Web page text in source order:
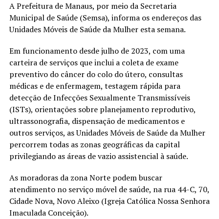
A Prefeitura de Manaus, por meio da Secretaria
Municipal de Saúde (Semsa), informa os endereços das
Unidades Móveis de Saúde da Mulher esta semana.
Em funcionamento desde julho de 2023, com uma
carteira de serviços que inclui a coleta de exame
preventivo do câncer do colo do útero, consultas
médicas e de enfermagem, testagem rápida para
detecção de Infecções Sexualmente Transmissíveis
(ISTs), orientações sobre planejamento reprodutivo,
ultrassonografia, dispensação de medicamentos e
outros serviços, as Unidades Móveis de Saúde da Mulher
percorrem todas as zonas geográficas da capital
privilegiando as áreas de vazio assistencial à saúde.
As moradoras da zona Norte podem buscar
atendimento no serviço móvel de saúde, na rua 44-C, 70,
Cidade Nova, Novo Aleixo (Igreja Católica Nossa Senhora
Imaculada Conceição).